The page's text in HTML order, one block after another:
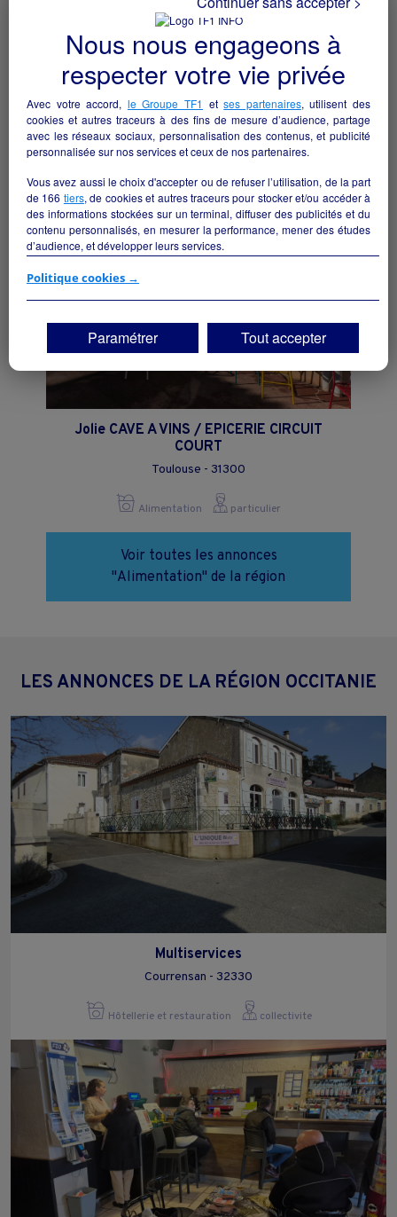
Épicerie produits locaux
Albi - 81000
Jolie CAVE A VINS / EPICERIE CIRCUIT
COURT
Toulouse - 31300
Alimentation particulier
Voir toutes les annonces
"Alimentation" de la région
LES ANNONCES DE LA RÉGION OCCITANIE
Multiservices
Courrensan - 32330
Hôtellerie et restauration collectivite
Nous nous engageons à
respecter votre vie privée
Avec votre accord, le Groupe TF1 etses partenaires, utilisent des
cookies et autres traceurs à des fins de mesure d’audience, partage
avec les réseaux sociaux, personnalisation des contenus, et publicité
personnalisée sur nos services et ceux de nos partenaires.
Vous avez aussi le choix d'accepter ou de refuser l’utilisation, de la part
de 166 tiers, de cookies et autres traceurs pour stocker et/ou accéder à
des informations stockées sur un terminal, diffuser des publicités et du
contenu personnalisés, en mesurer la performance, mener des études
d’audience, et développer leurs services.
Si vous continuez sans accepter, les fonctionnalités liées à la
vos centres d'intérêt. Seuls lescookies/traceurs techniquesseront
déposés et lus sur votre terminal.
Vous pouvez exprimer vos choix en cliquant sur "Tout accepter",
"Continuer sans accepter" ou "Paramétrer", et les modifier à tout
moment en cliquant sur le lien "Paramétrez vos choix" situé en bas de
Politique cookies →
Paramétrer Tout accepter